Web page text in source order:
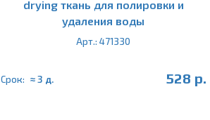
drying ткань для полировки и
удаления воды
Арт.: 471330
Срок: ≈ 3 д. 528 р.